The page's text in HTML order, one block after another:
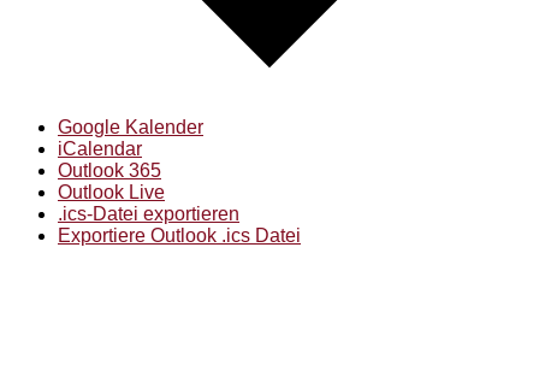
Google Kalender
iCalendar
Outlook 365
Outlook Live
.ics-Datei exportieren
Exportiere Outlook .ics Datei